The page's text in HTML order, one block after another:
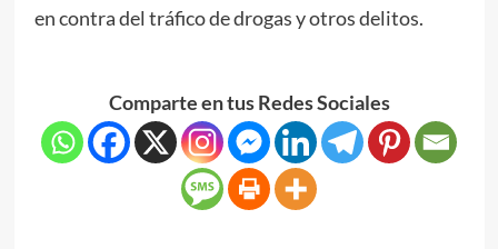
en contra del tráfico de drogas y otros delitos.
Comparte en tus Redes Sociales